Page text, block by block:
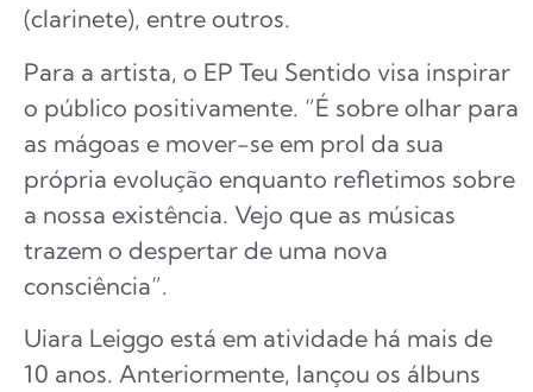
(clarinete), entre outros.
Para a artista, o EP Teu Sentido visa inspirar
o público positivamente. “É sobre olhar para
as mágoas e mover-se em prol da sua
própria evolução enquanto refletimos sobre
a nossa existência. Vejo que as músicas
trazem o despertar de uma nova
consciência”.
Uiara Leiggo está em atividade há mais de
10 anos. Anteriormente, lançou os álbuns